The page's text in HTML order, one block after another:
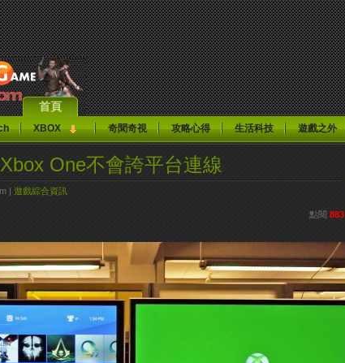
首頁
XBOX 奇聞奇視 攻略心得 生活科技 遊戲之外
One不會誇平台連線
| 遊戲綜合資訊
點閱 883